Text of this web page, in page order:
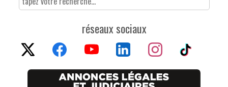
réseaux sociaux